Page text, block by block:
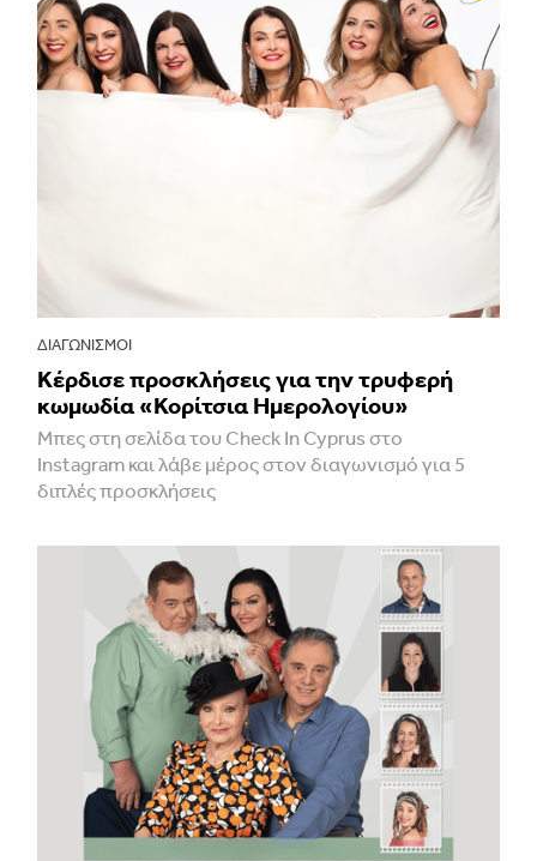
ΔΙΑΓΩΝΙΣΜΟΊ
Κέρδισε προσκλήσεις για την τρυφερή
κωμωδία «Κορίτσια Ημερολογίου»
Μπες στη σελίδα του Check In Cyprus στο
Instagram και λάβε μέρος στον διαγωνισμό για 5
διπλές προσκλήσεις